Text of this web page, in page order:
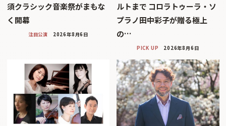
須クラシック音楽祭がまもな
く開幕
注目公演 2026年8月6日
ルトまで コロラトゥーラ・ソ
プラノ田中彩子が贈る極上
の…
PICK UP 2026年8月6日